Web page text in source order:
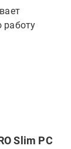
Slim PC